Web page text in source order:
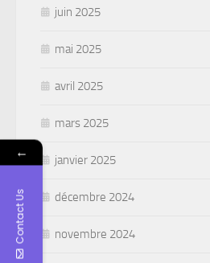
juin 2025
mai 2025
avril 2025
mars 2025
janvier 2025
décembre 2024
novembre 2024
←
Contact Us